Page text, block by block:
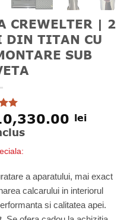
CREWELTER | 2
DIN TITAN CU
SUB
la
pe
11,830.00 lei.
lei
a aparatului, mai exact
calcarului in interiorul
si calitatea apei.